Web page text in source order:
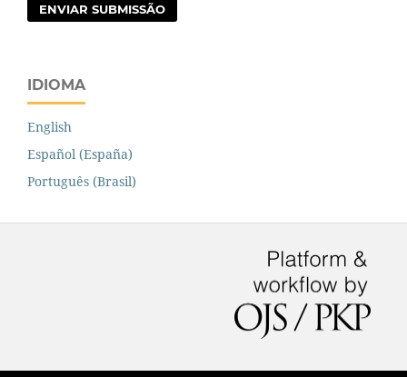
ENVIAR SUBMISSÃO
IDIOMA
English
Español (España)
Português (Brasil)